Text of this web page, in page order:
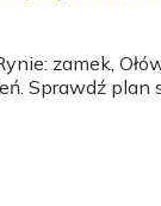
zamek,
Sprawdź plan